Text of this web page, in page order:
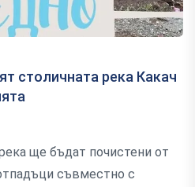
столичната река Какач
ще бъдат почистени от
съвместно с